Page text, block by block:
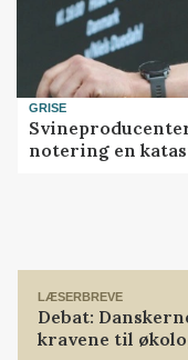
GRISE
notering en
LÆSERBREVE
Debat:
kravene til